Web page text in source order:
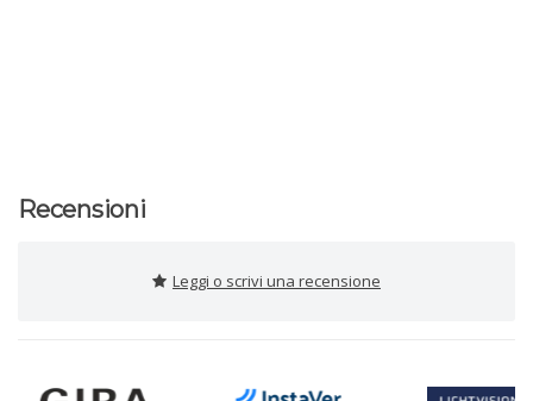
Recensioni
Leggi o scrivi una recensione